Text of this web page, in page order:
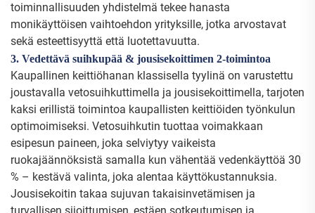
toiminnallisuuden yhdistelmä tekee hanasta
monikäyttöisen vaihtoehdon yrityksille, jotka arvostavat
sekä esteettisyyttä että luotettavuutta.
3. Vedettävä suihkupää & jousisekoittimen 2-toimintoa
Kaupallinen keittiöhanan klassisella tyylinä on varustettu
joustavalla vetosuihkuttimella ja jousisekoittimella, tarjoten
kaksi erillistä toimintoa kaupallisten keittiöiden työnkulun
optimoimiseksi. Vetosuihkutin tuottaa voimakkaan
esipesun paineen, joka selviytyy vaikeista
ruokajäännöksistä samalla kun vähentää vedenkäyttöä 30
% – kestävä valinta, joka alentaa käyttökustannuksia.
Jousisekoitin takaa sujuvan takaisinvetämisen ja